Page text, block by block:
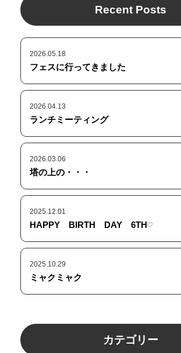
Recent Posts
2026.05.18
フェスに行ってきました
2026.04.13
ランチミーティング
2026.03.06
塔の上の・・・
2025.12.01
HAPPY BIRTH DAY 6TH♡
2025.10.29
ミャクミャク
カテゴリー